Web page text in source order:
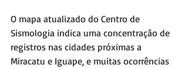
O mapa atualizado do Centro de
Sismologia indica uma concentração de
registros nas cidades próximas a
Miracatu e Iguape, e muitas ocorrências